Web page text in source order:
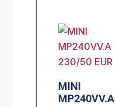
MINI
MP240VV.A